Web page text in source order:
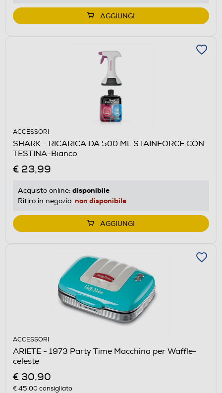
AGGIUNGI
ACCESSORI
SHARK - RICARICA DA 500 ML STAINFORCE CON
TESTINA-Bianco
€ 23,99
Acquisto online: disponibile
Ritiro in negozio: non disponibile
AGGIUNGI
ACCESSORI
ARIETE - 1973 Party Time Macchina per Waffle-
celeste
€ 30,90
€ 45,00consigliato